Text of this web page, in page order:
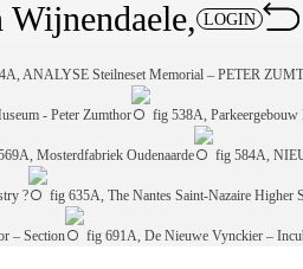
LOGIN
ANALYSE Steilneset Memorial – PETER
- Peter Zumthor fig 538A, Parkeergebouw
Mosterdfabriek Oudenaarde fig 584A,
? fig 635A, The Nantes Saint-Nazaire Higher
– Section fig 691A, De Nieuwe Vynckier –